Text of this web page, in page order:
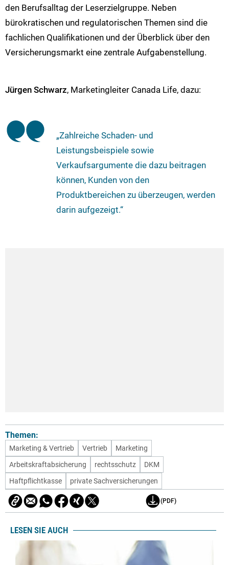
den Berufsalltag der Leserzielgruppe. Neben
bürokratischen und regulatorischen Themen sind die
fachlichen Qualifikationen und der Überblick über den
Versicherungsmarkt eine zentrale Aufgabenstellung.
Jürgen Schwarz, Marketingleiter Canada Life, dazu:
„Zahlreiche Schaden- und
Leistungsbeispiele sowie
Verkaufsargumente die dazu beitragen
können, Kunden von den
Produktbereichen zu überzeugen, werden
darin aufgezeigt.“
Themen:
Marketing & Vertrieb Vertrieb
Marketing
Arbeitskraftabsicherung
rechtsschutz
DKM
Haftpflichtkasse
private Sachversicherungen
(PDF)
LESEN SIE AUCH